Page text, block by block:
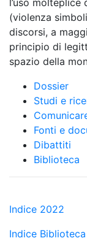
l’uso
(violenza
discorsi, a
principio di
spazio della
Dossier
Studi e
Fonti e
Dibattiti
Biblioteca
Indice 2022
Indice